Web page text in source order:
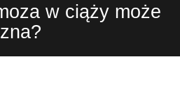
w ciąży może